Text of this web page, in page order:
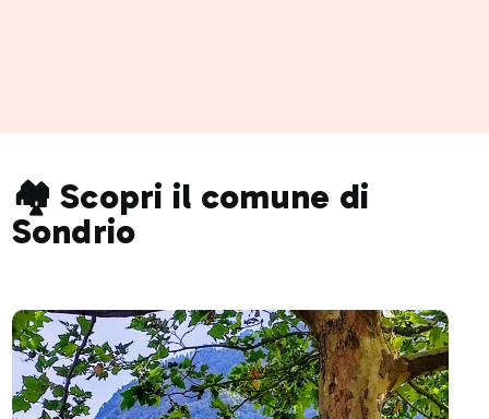
🏘️ Scopri il comune di
Sondrio